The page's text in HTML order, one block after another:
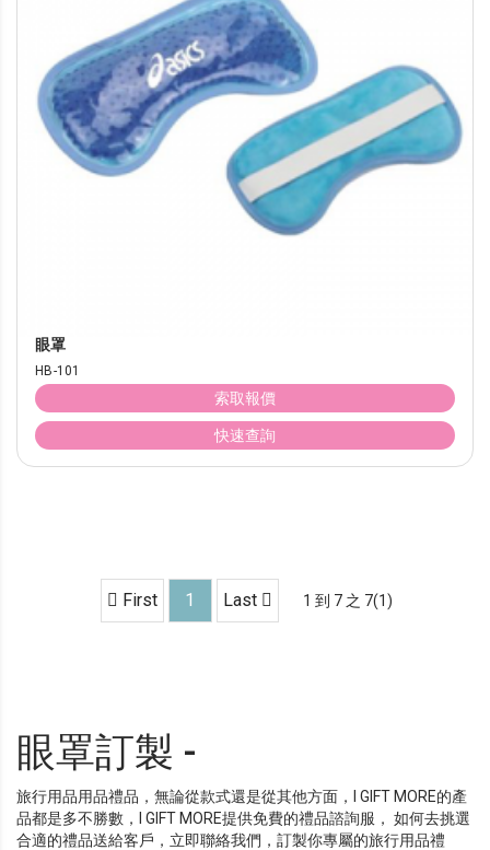
眼罩
HB-101
索取報價
快速查詢
First 1 Last 1 到 7 之 7(1)
眼罩訂製 -
旅行用品用品禮品，無論從款式還是從其他方面，I GIFT MORE的產
品都是多不勝數，I GIFT MORE提供免費的禮品諮詢服， 如何去挑選
合適的禮品送給客戶，立即聯絡我們，訂製你專屬的旅行用品禮